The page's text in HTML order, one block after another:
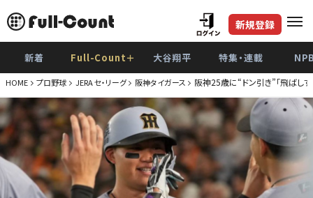
新規登録
新着 Full-Count＋ 大谷翔平 特集・連載
HOME プロ野球 JERA セ・リーグ 阪神タイガース 阪神25歳に“ドン引き”「飛ばし